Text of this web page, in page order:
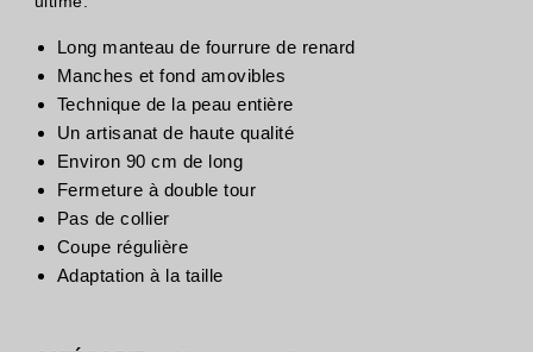
Long manteau de fourrure de renard
Manches et fond amovibles
Technique de la peau entière
Un artisanat de haute qualité
Environ 90 cm de long
Fermeture à double tour
Pas de collier
Coupe régulière
Adaptation à la taille